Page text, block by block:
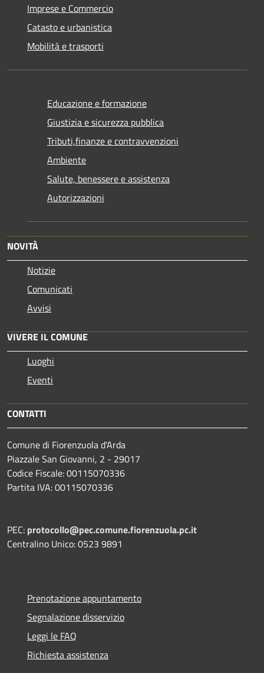
Imprese e Commercio
Catasto e urbanistica
Mobilità e trasporti
Educazione e formazione
Giustizia e sicurezza pubblica
Tributi,finanze e contravvenzioni
Ambiente
Salute, benessere e assistenza
Autorizzazioni
NOVITÀ
Notizie
Comunicati
Avvisi
VIVERE IL COMUNE
Luoghi
Eventi
CONTATTI
Comune di Fiorenzuola d'Arda
Piazzale San Giovanni, 2 - 29017
Codice Fiscale: 00115070336
Partita IVA: 00115070336
PEC: protocollo@pec.comune.fiorenzuola.pc.it
Centralino Unico: 0523 9891
Prenotazione appuntamento
Segnalazione disservizio
Leggi le FAQ
Richiesta assistenza